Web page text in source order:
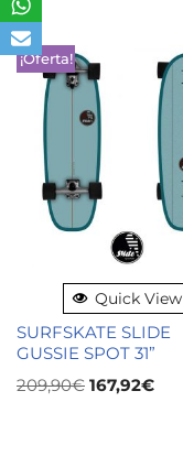
¡Oferta!
Quick View
SURFSKATE SLIDE
GUSSIE SPOT 31”
209,90€ 167,92€